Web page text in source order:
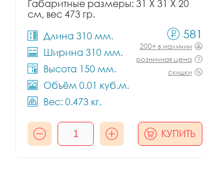
Габаритные размеры: 31 X 31 X 20
см, вес 473 гр.
Длина 310 мм.
Ширина 310 мм.
Высота 150 мм.
Объём 0.01 куб.м.
Вес: 0.473 кг.
581
200+ в наличии
розничная цена
скидки
КУПИТЬ